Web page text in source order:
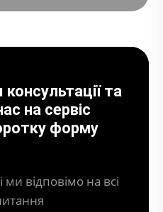
та
на сервіс
форму
ми відповімо на всі